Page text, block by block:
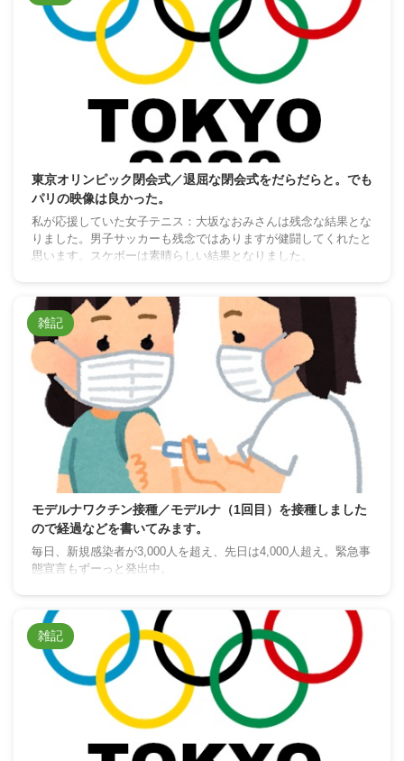
東京オリンピック閉会式／退屈な閉会式をだらだらと。でも
パリの映像は良かった。
私が応援していた女子テニス：大坂なおみさんは残念な結果とな
りました。男子サッカーも残念ではありますが健闘してくれたと
思います。スケボーは素晴らしい結果となりました。
雑記
モデルナワクチン接種／モデルナ（1回目）を接種しました
ので経過などを書いてみます。
毎日、新規感染者が3,000人を超え、先日は4,000人超え。緊急事
態宣言もずーっと発出中。
雑記